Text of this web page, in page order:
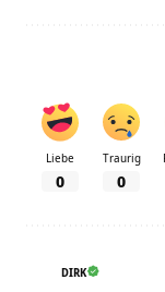
Liebe
0
Traurig
0
DIRK